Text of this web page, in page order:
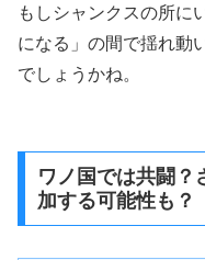
もしシャンクスの所に
になる」の間で揺れ動
でしょうかね。
ワノ国では共闘？
加する可能性も？